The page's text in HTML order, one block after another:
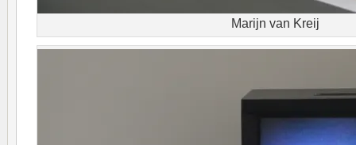
Marijn van Kreij